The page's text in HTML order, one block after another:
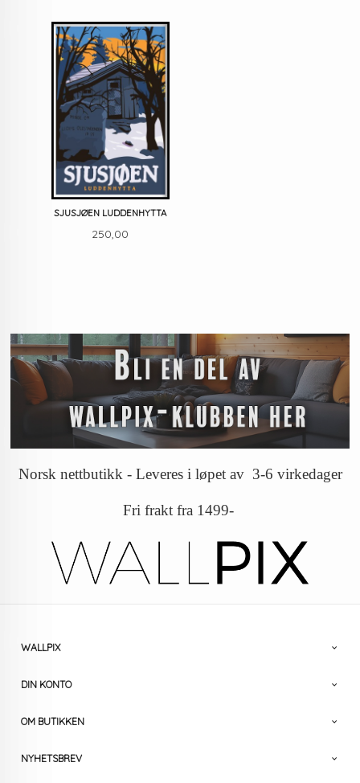
SJUSJØEN LUDDENHYTTA
Pris
250,00
Norsk nettbutikk - Leveres i løpet av 3-6 virkedager
Fri frakt fra 1499-
WALLPIX
DIN KONTO
OM BUTIKKEN
NYHETSBREV